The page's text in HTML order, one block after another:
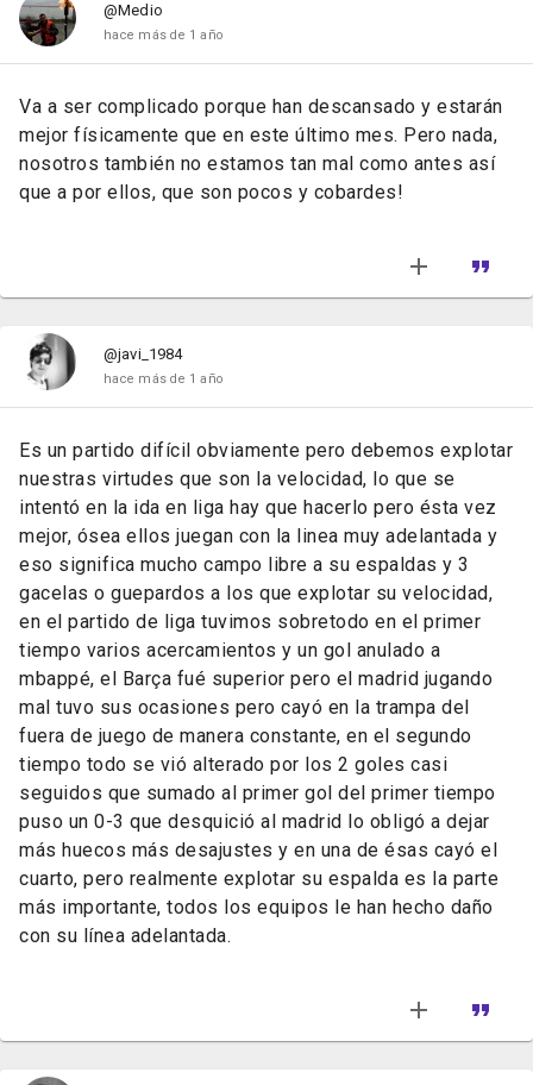
@Medio
hace más de 1 año
Va a ser complicado porque han descansado y estarán
mejor físicamente que en este último mes. Pero nada,
nosotros también no estamos tan mal como antes así
que a por ellos, que son pocos y cobardes!
@javi_1984
hace más de 1 año
Es un partido difícil obviamente pero debemos explotar
nuestras virtudes que son la velocidad, lo que se
intentó en la ida en liga hay que hacerlo pero ésta vez
mejor, ósea ellos juegan con la linea muy adelantada y
eso significa mucho campo libre a su espaldas y 3
gacelas o guepardos a los que explotar su velocidad,
en el partido de liga tuvimos sobretodo en el primer
tiempo varios acercamientos y un gol anulado a
mbappé, el Barça fué superior pero el madrid jugando
mal tuvo sus ocasiones pero cayó en la trampa del
fuera de juego de manera constante, en el segundo
tiempo todo se vió alterado por los 2 goles casi
seguidos que sumado al primer gol del primer tiempo
puso un 0-3 que desquició al madrid lo obligó a dejar
más huecos más desajustes y en una de ésas cayó el
cuarto, pero realmente explotar su espalda es la parte
más importante, todos los equipos le han hecho daño
con su línea adelantada.